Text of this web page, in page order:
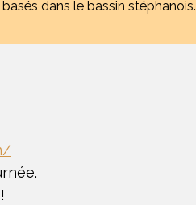
dans le bassin stéphanois.